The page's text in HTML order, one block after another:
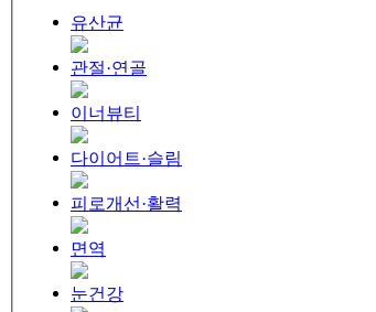
유산균
관절·연골
이너뷰티
다이어트·슬림
피로개선·활력
면역
눈건강